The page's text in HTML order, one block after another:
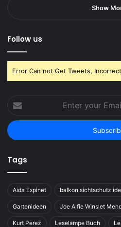
Show
Follow us
Error Can not Get Tweets,
your
Email
address
Tags
Aida Expinet balkon sichtschutz
Gartenideen Joe Alfie Winslet
Kurt Perez Leselampe Buch